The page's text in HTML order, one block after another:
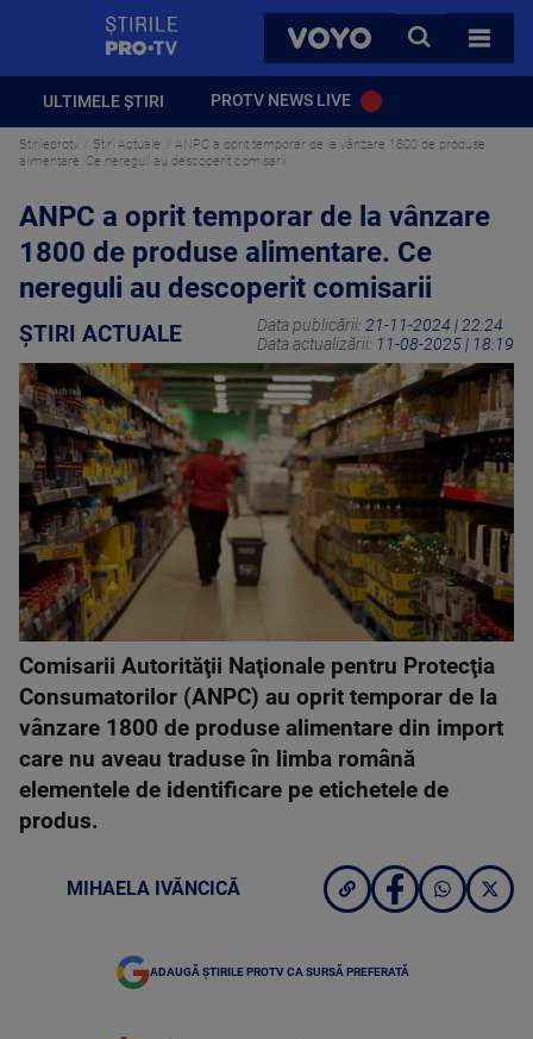
VOYO
CAUTA
TOATE
ULTIMELE ȘTIRI PROTV NEWS LIVE
Stirileprotv Știri Actuale
ANPC a oprit temporar de la vânzare 1800 de produse
alimentare. Ce nereguli au descoperit comisarii
ANPC a oprit temporar de la vânzare
1800 de produse alimentare. Ce
nereguli au descoperit comisarii
ȘTIRI ACTUALE Data publicării: 21-11-2024 | 22:24
Data actualizării: 11-08-2025 | 18:19
Comisarii Autorităţii Naţionale pentru Protecţia
Consumatorilor (ANPC) au oprit temporar de la
vânzare 1800 de produse alimentare din import
care nu aveau traduse în limba română
elementele de identificare pe etichetele de
produs.
MIHAELA IVĂNCICĂ
ADAUGĂ ȘTIRILE PROTV CA SURSĂ PREFERATĂ